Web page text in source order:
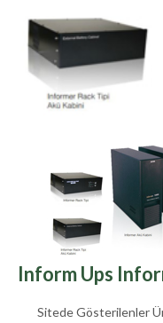
Inform Ups
Sitede Gösterilenler